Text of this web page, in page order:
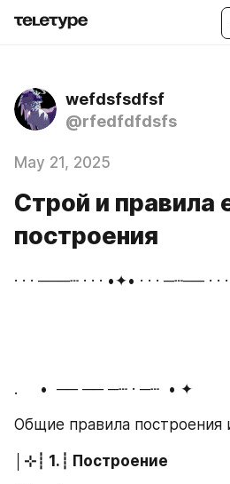
wefdsfsdfsf
@rfedfdfdsfs
May 21, 2025
Строй и правила
построения
· · · ───┄ · · · •✦• · · · ─┄── · · ·
.     •  ── ── ─┄ · ─┄  • ✦
Общие правила
│⊹┊ 1.┊ Построение